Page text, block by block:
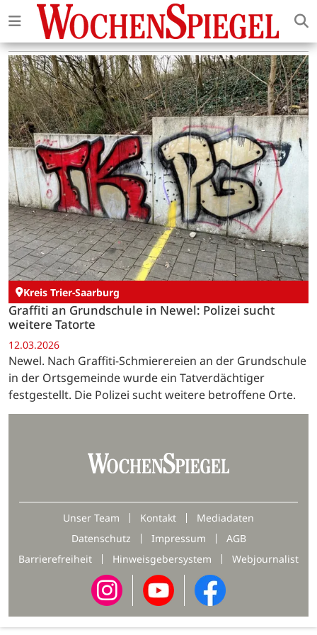
Kreis Trier-Saarburg
Graffiti an Grundschule in Newel: Polizei sucht
weitere Tatorte
12.03.2026
Newel. Nach Graffiti-Schmierereien an der Grundschule
in der Ortsgemeinde wurde ein Tatverdächtiger
festgestellt. Die Polizei sucht weitere betroffene Orte.
Unser Team Kontakt
Mediadaten
Datenschutz
Impressum
AGB
Barrierefreiheit
Hinweisgebersystem Webjournalist